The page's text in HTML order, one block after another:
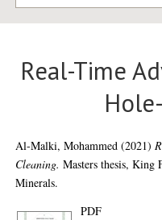
Real-Time
Al-Malki, Mohammed (2021)
Cleaning. Masters thesis, King
Minerals.
PDF